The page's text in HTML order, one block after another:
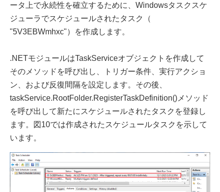
ータ上で永続性を確立するために、Windowsタスクスケ
ジューラでスケジュールされたタスク（
"5V3EBWmhxc"）を作成します。
.NETモジュールはTaskServiceオブジェクトを作成して
そのメソッドを呼び出し、トリガー条件、実行アクショ
ン、および反復間隔を設定します。その後、
taskService.RootFolder.RegisterTaskDefinition()メソッド
を呼び出して新たにスケジュールされたタスクを登録し
ます。図10では作成されたスケジュールタスクを示して
います。